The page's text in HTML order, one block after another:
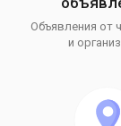
Объявления от
и